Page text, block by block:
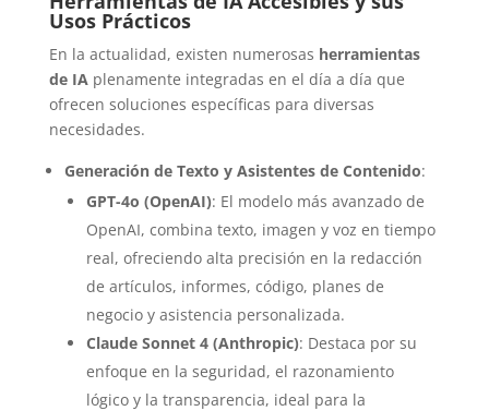
Usos Prácticos
En la actualidad, existen numerosas herramientas
de IAplenamente integradas en el día a día que
ofrecen soluciones específicas para diversas
necesidades.
Generación de Texto y Asistentes de Contenido:
GPT-4o (OpenAI): El modelo más avanzado de
OpenAI, combina texto, imagen y voz en tiempo
real, ofreciendo alta precisión en la redacción
de artículos, informes, código, planes de
negocio y asistencia personalizada.
Claude Sonnet 4 (Anthropic): Destaca por su
enfoque en la seguridad, el razonamiento
lógico y la transparencia, ideal para la